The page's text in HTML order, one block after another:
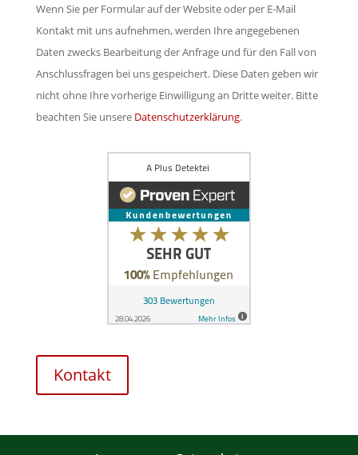
l
e
e
r
.
e
l
d
l
e
e
Wenn Sie per Formular auf der Website oder per E-Mail
Kontakt mit uns aufnehmen, werden Ihre angegebenen
Daten zwecks Bearbeitung der Anfrage und für den Fall von
Anschlussfragen bei uns gespeichert. Diese Daten geben wir
nicht ohne Ihre vorherige Einwilligung an Dritte weiter. Bitte
beachten Sie unsere Datenschutzerklärung.
Kontakt